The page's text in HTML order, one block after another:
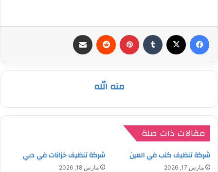
فيسبوك بينتيريست
منه الله
مقالات ذات صلة
شركة تنظيف كنب في العين
مارس 17, 2026
شركة تنظيف خزانات في دبي
مارس 18, 2026